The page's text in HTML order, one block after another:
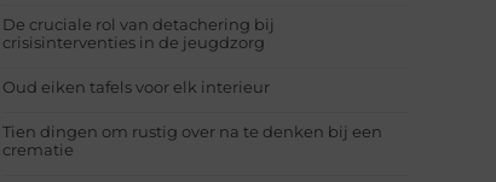
De cruciale rol van detachering bij
crisisinterventies in de jeugdzorg
Oud eiken tafels voor elk interieur
Tien dingen om rustig over na te denken bij een
crematie